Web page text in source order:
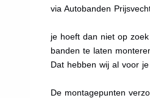
via Autobanden
je hoeft dan niet op
banden te laten
Dat hebben wij al voor je
De montagepunten